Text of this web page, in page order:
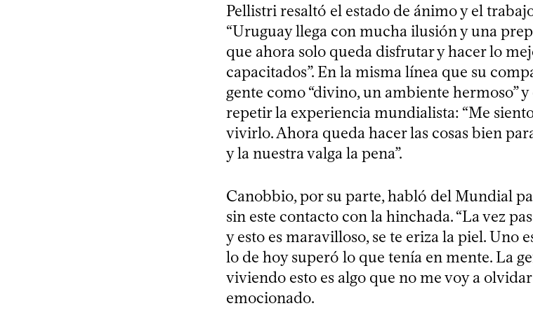
Pellistri resaltó el estado de ánimo y el
“Uruguay llega con mucha ilusión y una
que ahora solo queda disfrutar y hacer lo
capacitados”. En la misma línea que su
gente como “divino, un ambiente hermoso”
repetir la experiencia mundialista: “Me
vivirlo. Ahora queda hacer las cosas bien
y la nuestra valga la pena”.
Canobbio, por su parte, habló del Mundial
sin este contacto con la hinchada. “La vez
y esto es maravilloso, se te eriza la piel. Uno
lo de hoy superó lo que tenía en mente. La
viviendo esto es algo que no me voy a
emocionado.